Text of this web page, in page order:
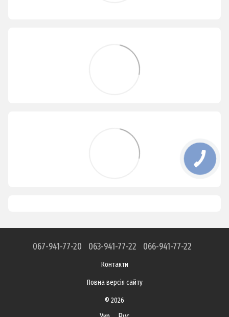
067-941-77-20 063-941-77-22 066-941-77-22
Контакти
Повна версія сайту
© 2026